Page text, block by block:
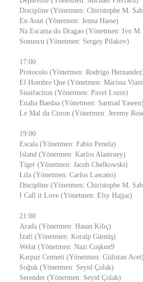
Discipline (Yönetmen: Chiristophe M.
En Aout (Yönetmen: Jenna Hasse)
Na Escama do Dragao (Yönetmen: Ivo
Sonuncu (Yönetmen: Sergey Pilakov)
17:00
Protocolo (Yönetmen: Rodrigo
El Hombre Que (Yönetmen: Marissa
Sissifaction (Yönetmen: Pavel Lozin)
Enaha Baedaa (Yönetmen: Sarmad Yaseen)
Le Mal du Citron (Yönetmen: Jeremy
19:00
Escala (Yönetmen: Fabio Penela)
Island (Yönetmen: Karlos Alastruey)
Tiger (Yönetmen: Jacob Chelkowski)
Lila (Yönetmen: Carlos Lascano)
Discipline (Yönetmen: Chiristophe M.
I Call it Love (Yönetmen: Elsy Hajjar)
21:00
Arada (Yönetmen: Hasan Kılıç)
İzafi (Yönetmen: Koralp Gümüş)
Welat (Yönetmen: Nazi Coşkun9
Karpuz Cenneti (Yönetmen: Gülistan Acet)
Soğuk (Yönetmen: Seyid Çolak)
Serender (Yönetmen: Seyid Çolak)